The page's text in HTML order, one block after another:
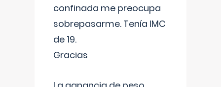
confinada me preocupa
sobrepasarme. Tenía IMC
de 19.
Gracias